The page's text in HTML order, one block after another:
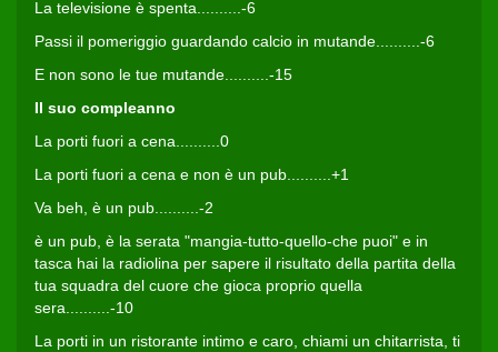
La televisione è spenta..........-6
Passi il pomeriggio guardando calcio in mutande..........-6
E non sono le tue mutande..........-15
Il suo compleanno
La porti fuori a cena..........0
La porti fuori a cena e non è un pub..........+1
Va beh, è un pub..........-2
è un pub, è la serata "mangia-tutto-quello-che puoi" e in
tasca hai la radiolina per sapere il risultato della partita della
tua squadra del cuore che gioca proprio quella
sera..........-10
La porti in un ristorante intimo e caro, chiami un chitarrista, ti